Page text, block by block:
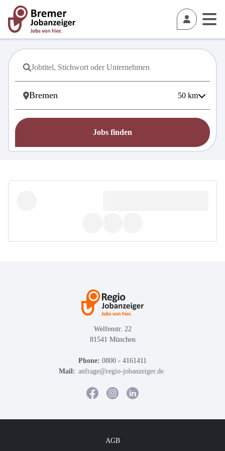
50 km
Jobs finden
Welfenstr. 22
81541 München
Phone: 0800 - 4161411
Mail: anfrage@regio-jobanzeiger.de
AGB